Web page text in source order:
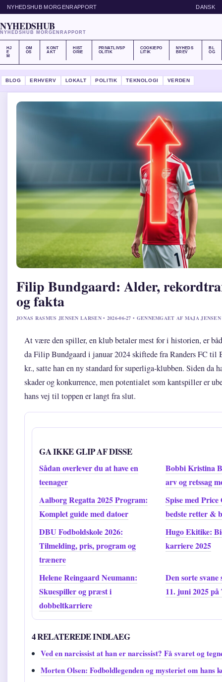
NYHEDSHUB MORGENRAPPORT DANSK
NYHEDSHUB
NYHEDSHUB MORGENRAPPORT
HJ
E
M
OM
OS
KONT
AKT
HIST
ORIE
PRIVATLIVSP
OLITIK
COOKIEPO
LITIK
NYHEDS
BREV
BL
OG
BLOG ERHVERV LOKALT POLITIK TEKNOLOGI VERDEN
Filip Bundgaard: Alder,
og fakta
JONAS RASMUS JENSEN LARSEN • 2026-06-27 • GENNEMGAET AF MAJA JENSEN
At være den spiller, en klub betaler mest for i historien, er
da Filip Bundgaard i januar 2024 skiftede fra Randers FC til
kr., satte han en ny standard for superliga-klubben. Siden da
skader og konkurrence, men potentialet som kantspiller er
hans vej til toppen er langt fra slut.
GA IKKE GLIP AF DISSE
Sådan overlever du at have en
teenager
Bobbi Kristina
arv og retssag
Aalborg Regatta 2025 Program:
Komplet guide med datoer
Spise med
bedste retter &
DBU Fodboldskole 2026:
Tilmelding, pris, program og
trænere
Hugo Ekitike:
karriere 2025
Helene Reingaard Neumann:
Skuespiller og præst i
dobbeltkarriere
Den sorte
11. juni 2025
4 RELATEREDE INDLAEG
Ved en narcissist at han er narcissist? Få svaret og
Morten Olsen: Fodboldlegenden og mysteriet om hans